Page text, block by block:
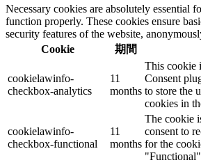
Necessary cookies are absolutely essential
function properly. These cookies ensure
security features of the website,
Cookie
期間
cookielawinfo-
checkbox-analytics
11
months
This cookie
Consent
to store the
cookies in
cookielawinfo-
checkbox-functional
11
months
The cookie
consent to
for the